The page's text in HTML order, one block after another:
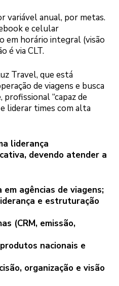
variável anual, por metas.
e celular
em horário integral (visão
é via CLT.
Travel, que está
de viagens e busca
“capaz de
liderar times com alta
liderança
devendo atender a
agências de viagens;
e estruturação
(CRM, emissão,
nacionais e
organização e visão